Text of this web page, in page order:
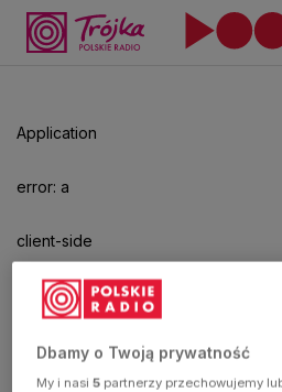
Application
error: a
client-side
exception
has
aby
odtwarzać.
Dbamy o Twoją prywatność
My i nasi5 partnerzy przechowujemy